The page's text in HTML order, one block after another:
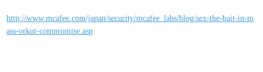
http://www.mcafee.com/japan/security/mcafee_labs/blog/sex-the-bait-in-m
ass-orkut-compromise.asp